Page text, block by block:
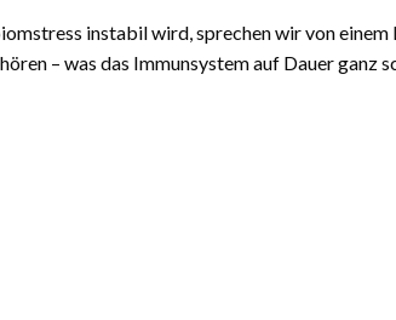
instabil wird, sprechen wir von einem
– was das Immunsystem auf Dauer ganz